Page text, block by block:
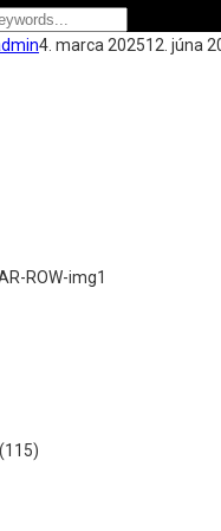
4. marca 202512. júna